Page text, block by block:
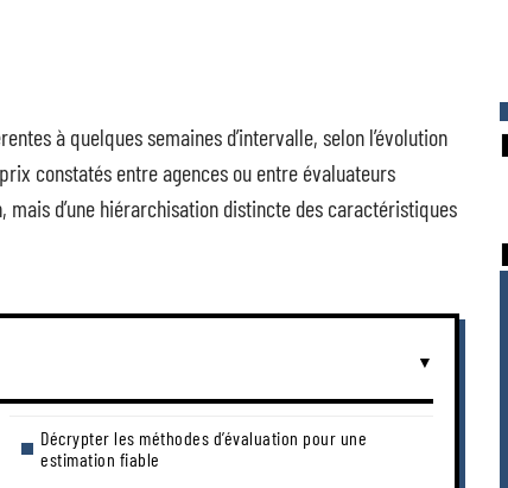
à quelques semaines d’intervalle, selon l’évolution
constatés entre agences ou entre évaluateurs
d’une hiérarchisation distincte des caractéristiques
Décrypter les méthodes d’évaluation pour une
estimation fiable